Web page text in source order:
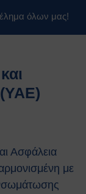
Ασφαλείας
όλων μας!
Ασφάλεια
με